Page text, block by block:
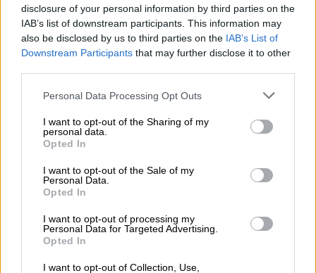
disclosure of your personal information by third parties on the
IAB’s list of downstream participants. This information may
also be disclosed by us to third parties on the IAB’s List of
Downstream Participants that may further disclose it to other
Please note that this website/app uses one or more Google
not limited to your visit or usage behaviour. You may click to
grant or deny consent to Google and its third-party tags to
use your data for below specified purposes in below Google
consent section.
Personal Data Processing Opt Outs
I want to opt-out of the Sharing of my
personal data.
Opted In
I want to opt-out of the Sale of my
Personal Data.
Opted In
I want to opt-out of processing my
Personal Data for Targeted Advertising.
Opted In
I want to opt-out of Collection, Use,
Σε άσχημη κατάσταση οι γονείς -
Ένταση μεταξύ των οικογενειών